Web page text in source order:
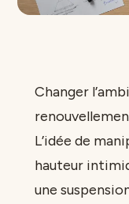
Changer
L’idée de
hauteur
une